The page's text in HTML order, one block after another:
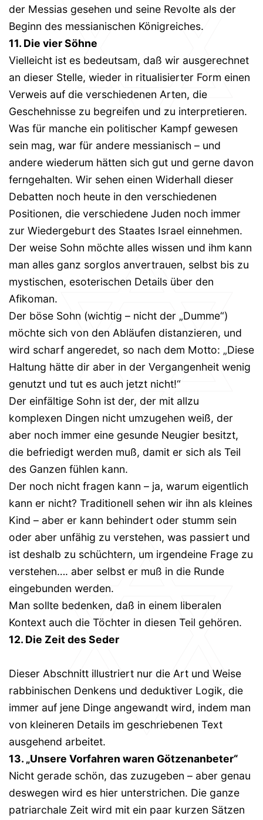
der Messias gesehen und seine Revolte als der
Beginn des messianischen Königreiches.
11. Die vier Söhne
Vielleicht ist es bedeutsam, daß wir ausgerechnet
an dieser Stelle, wieder in ritualisierter Form einen
Verweis auf die verschiedenen Arten, die
Geschehnisse zu begreifen und zu interpretieren.
Was für manche ein politischer Kampf gewesen
sein mag, war für andere messianisch – und
andere wiederum hätten sich gut und gerne davon
ferngehalten. Wir sehen einen Widerhall dieser
Debatten noch heute in den verschiedenen
Positionen, die verschiedene Juden noch immer
zur Wiedergeburt des Staates Israel einnehmen.
Der weise Sohn möchte alles wissen und ihm kann
man alles ganz sorglos anvertrauen, selbst bis zu
mystischen, esoterischen Details über den
Afikoman.
Der böse Sohn (wichtig – nicht der „Dumme“)
möchte sich von den Abläufen distanzieren, und
wird scharf angeredet, so nach dem Motto: „Diese
Haltung hätte dir aber in der Vergangenheit wenig
genutzt und tut es auch jetzt nicht!“
Der einfältige Sohn ist der, der mit allzu
komplexen Dingen nicht umzugehen weiß, der
aber noch immer eine gesunde Neugier besitzt,
die befriedigt werden muß, damit er sich als Teil
des Ganzen fühlen kann.
Der noch nicht fragen kann – ja, warum eigentlich
kann er nicht? Traditionell sehen wir ihn als kleines
Kind – aber er kann behindert oder stumm sein
oder aber unfähig zu verstehen, was passiert und
ist deshalb zu schüchtern, um irgendeine Frage zu
verstehen…. aber selbst er muß in die Runde
eingebunden werden.
Man sollte bedenken, daß in einem liberalen
Kontext auch die Töchter in diesen Teil gehören.
12. Die Zeit des Seder
Dieser Abschnitt illustriert nur die Art und Weise
rabbinischen Denkens und deduktiver Logik, die
immer auf jene Dinge angewandt wird, indem man
von kleineren Details im geschriebenen Text
ausgehend arbeitet.
13. „Unsere Vorfahren waren Götzenanbeter“
Nicht gerade schön, das zuzugeben – aber genau
deswegen wird es hier unterstrichen. Die ganze
patriarchale Zeit wird mit ein paar kurzen Sätzen